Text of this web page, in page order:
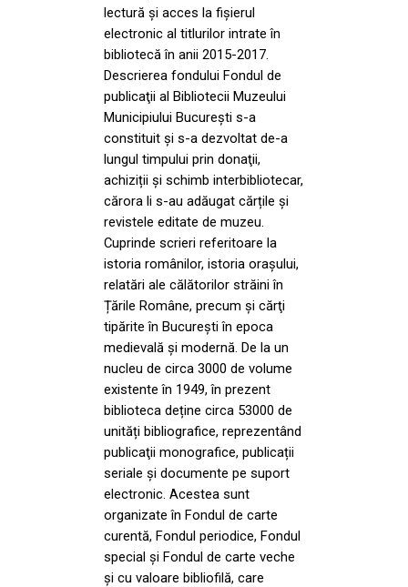
lectură și acces la fișierul
electronic al titlurilor intrate în
bibliotecă în anii 2015-2017.
Descrierea fondului Fondul de
publicaţii al Bibliotecii Muzeului
Municipiului București s-a
constituit și s-a dezvoltat de-a
lungul timpului prin donaţii,
achiziții și schimb interbibliotecar,
cărora li s-au adăugat cărțile și
revistele editate de muzeu.
Cuprinde scrieri referitoare la
istoria românilor, istoria orașului,
relatări ale călătorilor străini în
Țările Române, precum şi cărţi
tipărite în Bucureşti în epoca
medievală şi modernă. De la un
nucleu de circa 3000 de volume
existente în 1949, în prezent
biblioteca deține circa 53000 de
unități bibliografice, reprezentând
publicaţii monografice, publicații
seriale și documente pe suport
electronic. Acestea sunt
organizate în Fondul de carte
curentă, Fondul periodice, Fondul
special și Fondul de carte veche
și cu valoare bibliofilă, care